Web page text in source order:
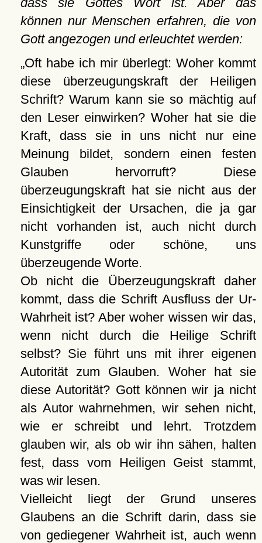
können nur Menschen erfahren, die von
Gott angezogen und erleuchtet werden:
Oft habe ich mir überlegt: Woher kommt
diese überzeugungskraft der Heiligen
Schrift? Warum kann sie so mächtig auf
den Leser einwirken? Woher hat sie die
Kraft, dass sie in uns nicht nur eine
Meinung bildet, sondern einen festen
Glauben hervorruft? Diese
überzeugungskraft hat sie nicht aus der
Einsichtigkeit der Ursachen, die ja gar
nicht vorhanden ist, auch nicht durch
Kunstgriffe oder schöne, uns
überzeugende Worte.
Ob nicht die Überzeugungskraft daher
kommt, dass die Schrift Ausfluss der Ur-
Wahrheit ist? Aber woher wissen wir das,
wenn nicht durch die Heilige Schrift
selbst? Sie führt uns mit ihrer eigenen
Autorität zum Glauben. Woher hat sie
diese Autorität? Gott können wir ja nicht
als Autor wahrnehmen, wir sehen nicht,
wie er schreibt und lehrt. Trotzdem
glauben wir, als ob wir ihn sähen, halten
fest, dass vom Heiligen Geist stammt,
was wir lesen.
Vielleicht liegt der Grund unseres
Glaubens an die Schrift darin, dass sie
von gediegener Wahrheit ist, auch wenn